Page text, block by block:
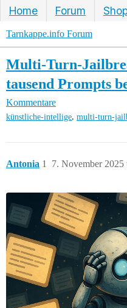
Home Forum
Tarnkappe.info Forum
Multi-Turn-
tausend Prompts
Kommentare
künstliche-intellige multi-turn-
Antonia 7. November 2025
1